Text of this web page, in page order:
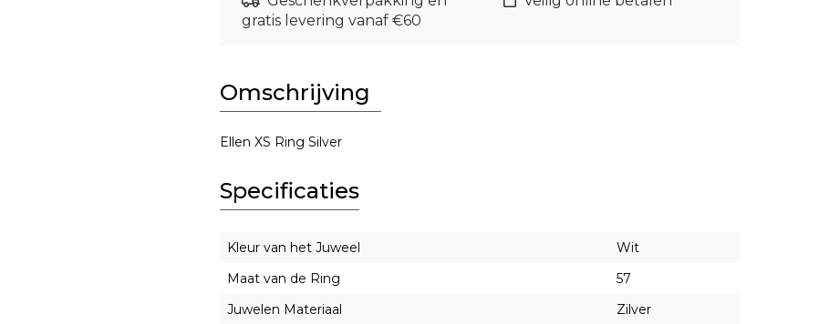
gratis levering vanaf €60
Omschrijving
Ellen XS Ring Silver
Specificaties
Kleur van het Juweel
Wit
Maat van de Ring
57
Juwelen Materiaal
Zilver